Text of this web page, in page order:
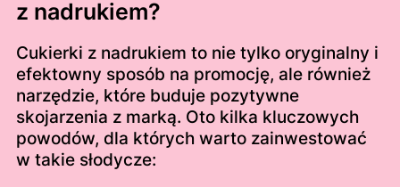
z nadrukiem?
Cukierki z nadrukiem to nie tylko oryginalny i
efektowny sposób na promocję, ale również
narzędzie, które buduje pozytywne
skojarzenia z marką. Oto kilka kluczowych
powodów, dla których warto zainwestować
w takie słodycze: